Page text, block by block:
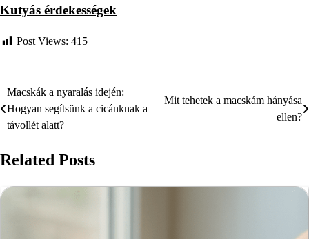
Kutyás érdekességek
Post Views: 415
Bejegyzés
navigáció
Macskák a nyaralás idején:
Hogyan segítsünk a cicánknak a
távollét alatt?
Mit tehetek a macskám hányása
ellen?
Related Posts